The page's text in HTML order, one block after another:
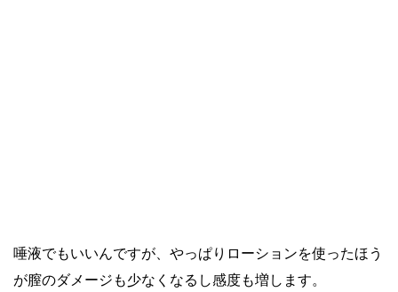
唾液でもいいんですが、やっぱりローションを使ったほう
が膣のダメージも少なくなるし感度も増します。